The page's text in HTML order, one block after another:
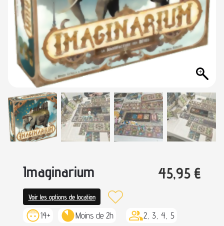
Imaginarium 45,95 €
Voir les options de location
14+ Moins de 2h
2, 3, 4, 5